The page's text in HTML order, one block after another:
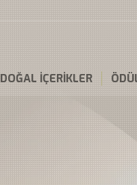
DOĞAL İÇERİKLER